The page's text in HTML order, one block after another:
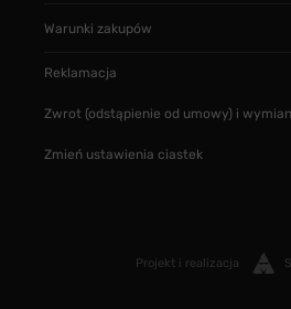
Warunki zakupów
Reklamacja
Zwrot (odstąpienie od umowy) i
Zmień ustawienia ciastek
Projekt i realizacja